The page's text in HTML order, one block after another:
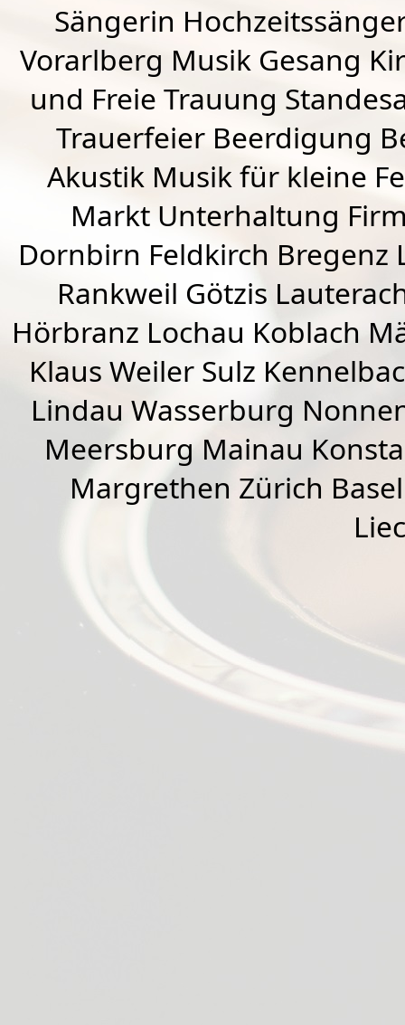
Sängerin
Vorarlberg Musik Gesang
und Freie Trauung
Trauerfeier Beerdigung
Akustik Musik für kleine
Markt Unterhaltung
Dornbirn Feldkirch Bregenz
Rankweil Götzis
Hörbranz Lochau Koblach
Klaus Weiler Sulz
Lindau Wasserburg
Meersburg Mainau
Margrethen Zürich